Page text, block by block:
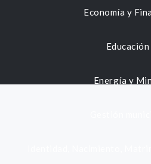
Economía y
Educación
Energía y